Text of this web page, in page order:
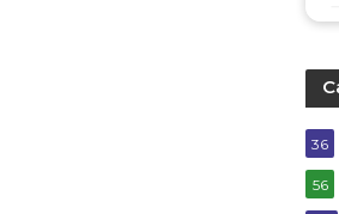
36
56